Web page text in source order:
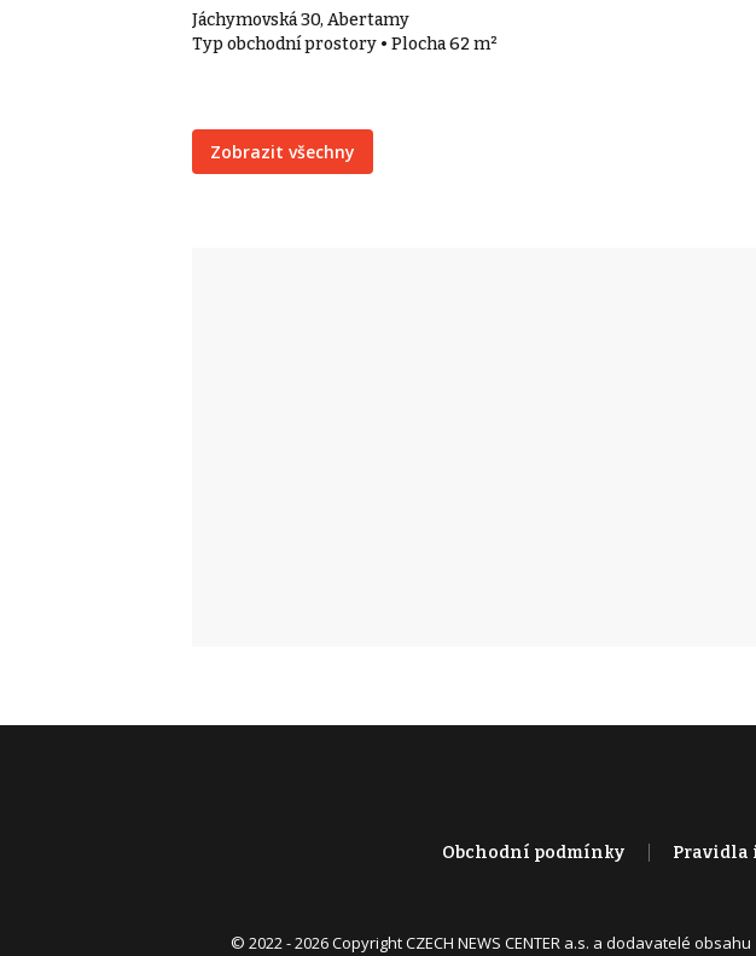
Jáchymovská 30, Abertamy
Typ obchodní prostory • Plocha 62 m²
Zobrazit všechny
Obchodní podmínky Pravidla
© 2022 - 2026 Copyright CZECH NEWS CENTER a.s. a dodavatelé obsahu